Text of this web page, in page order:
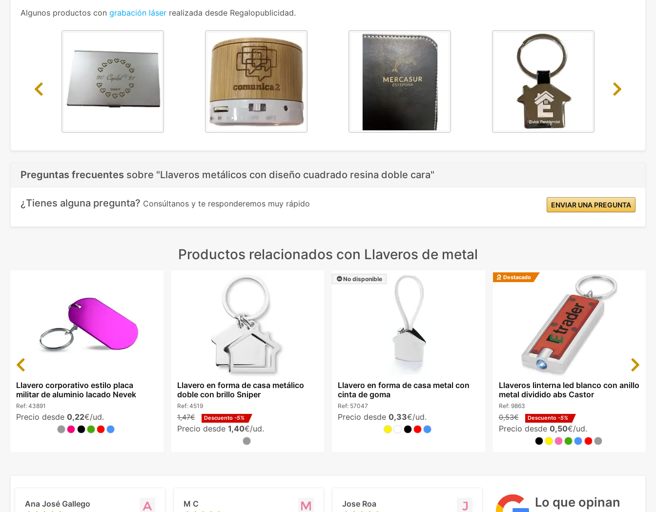
Algunos productos con grabación láser realizada desde Regalopublicidad.
Previous Next
Preguntas frecuentes sobre "Llaveros metálicos con diseño cuadrado resina doble cara"
¿Tienes alguna pregunta? Consúltanos y te responderemos muy rápido ENVIAR UNA PREGUNTA
Productos relacionados con Llaveros de metal
Llavero corporativo estilo placa
militar de aluminio lacado Nevek
Ref: 43891
Precio desde 0,22€/ud.
Llavero en forma de casa metálico
doble con brillo Sniper
Ref: 4519
1,47€ Descuento -5%
Precio desde 1,40€/ud.
No disponible
Llavero en forma de casa metal con
cinta de goma
Ref: 57047
Precio desde 0,33€/ud.
Destacado
Llaveros linterna led blanco con anillo
metal dividido abs Castor
Ref: 9863
0,53€ Descuento -5%
Precio desde 0,50€/ud.
Previous Next
Lo que opinan
Ana José Gallego M C Jose Roa